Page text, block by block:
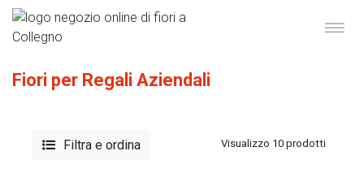
Fiori per Regali Aziendali
Filtra e ordina Visualizzo 10 prodotti